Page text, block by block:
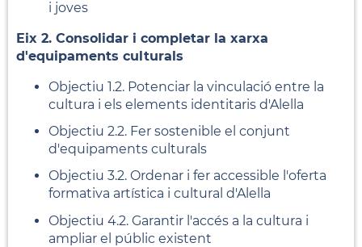
i joves
Eix 2. Consolidar i completar la xarxa
d'equipaments culturals
Objectiu 1.2. Potenciar la vinculació entre la
cultura i els elements identitaris d'Alella
Objectiu 2.2. Fer sostenible el conjunt
d'equipaments culturals
Objectiu 3.2. Ordenar i fer accessible l'oferta
formativa artística i cultural d'Alella
Objectiu 4.2. Garantir l'accés a la cultura i
ampliar el públic existent